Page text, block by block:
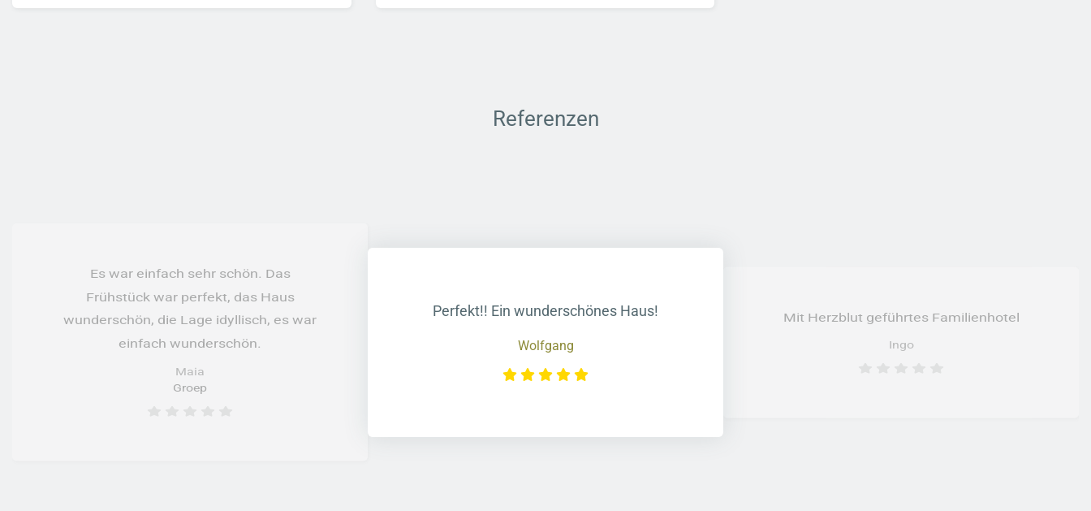
Referenzen
Maia
Groep
Es war einfach sehr schön. Das
Frühstück war perfekt, das Haus
wunderschön, die Lage idyllisch, es war
einfach wunderschön. Wolfgang
Perfekt!! Ein wunderschönes Haus!
Ingo
Mit Herzblut geführtes Familienhotel